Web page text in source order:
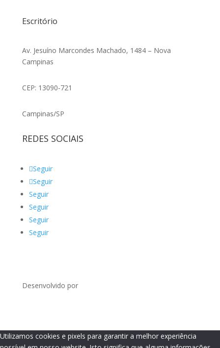
Escritório
Av. Jesuíno Marcondes Machado, 1484 – Nova
Campinas
CEP: 13090-721
Campinas/SP
REDES SOCIAIS
Seguir
Seguir
Seguir
Seguir
Seguir
Seguir
Desenvolvido por
Utilizamos cookies e pixels para garantir a melhor experiência